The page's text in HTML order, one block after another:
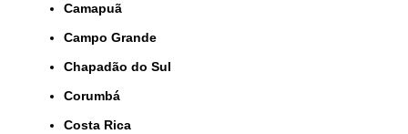
Camapuã
Campo Grande
Chapadão do Sul
Corumbá
Costa Rica